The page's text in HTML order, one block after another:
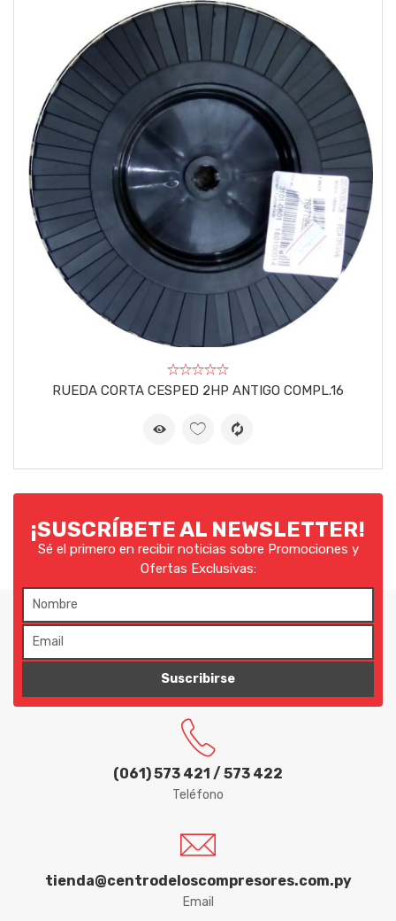
RUEDA CORTA CESPED 2HP ANTIGO COMPL.16
(061) 573 421 / 573 422
Teléfono
tienda@centrodeloscompresores.com.py
Email
¡SUSCRÍBETE AL NEWSLETTER!
Sé el primero en recibir noticias sobre Promociones y
Ofertas Exclusivas:
Suscribirse